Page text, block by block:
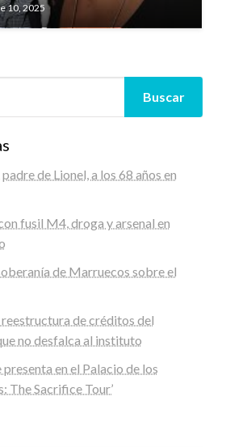
10, 2025
Buscar
de Lionel, a los 68 años en
fusil M4, droga y arsenal en
de Marruecos sobre el
de créditos del
no desfalca al instituto
en el Palacio de los
The Sacrifice Tour’